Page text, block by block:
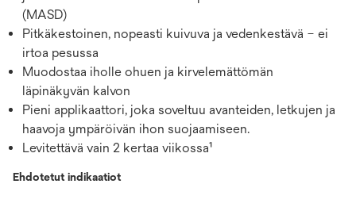
(MASD)
Pitkäkestoinen, nopeasti kuivuva ja vedenkestävä – ei
irtoa pesussa
Muodostaa iholle ohuen ja kirvelemättömän
läpinäkyvän kalvon
Pieni applikaattori, joka soveltuu avanteiden, letkujen ja
haavoja ympäröivän ihon suojaamiseen.
Levitettävä vain 2 kertaa viikossa¹
Ehdotetut indikaatiot